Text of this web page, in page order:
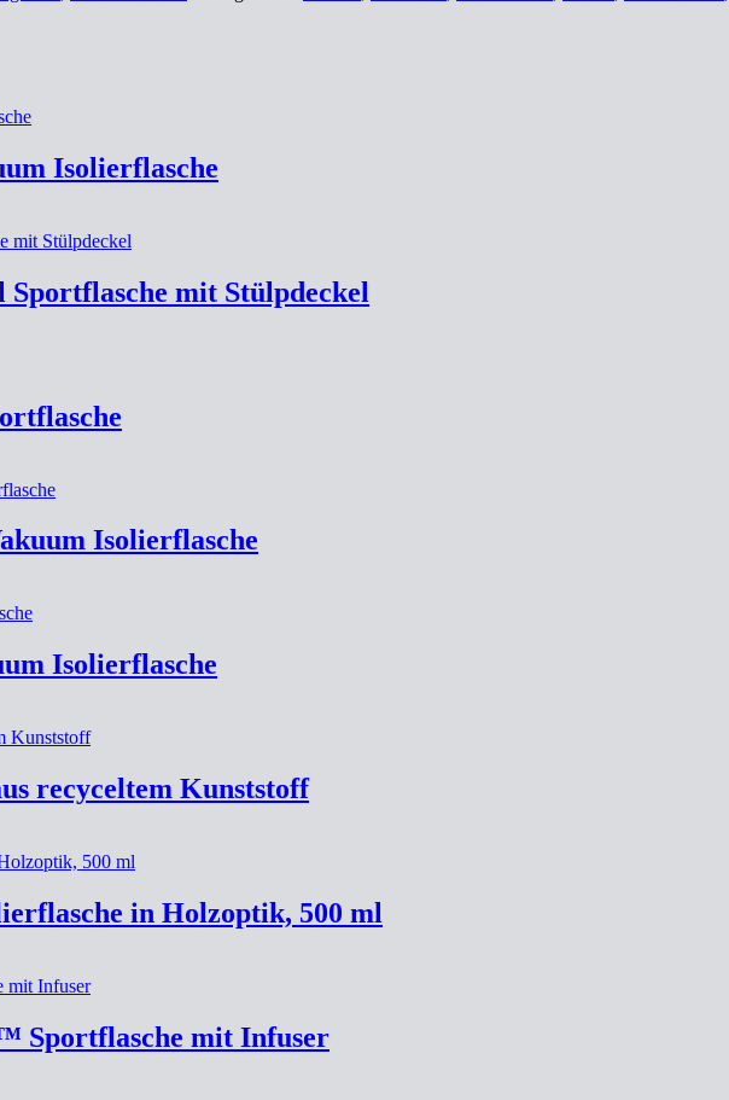
Isolierflasche
mit Stülpdeckel
Isolierflasche
Isolierflasche
recyceltem Kunststoff
in Holzoptik, 500 ml
Sportflasche mit Infuser